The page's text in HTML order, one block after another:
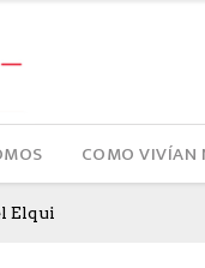
COMO VIVÍAN
Elqui